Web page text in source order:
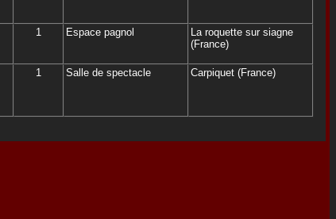
1 Espace pagnol
La roquette sur siagne
(France)
1 Salle de spectacle Carpiquet (France)